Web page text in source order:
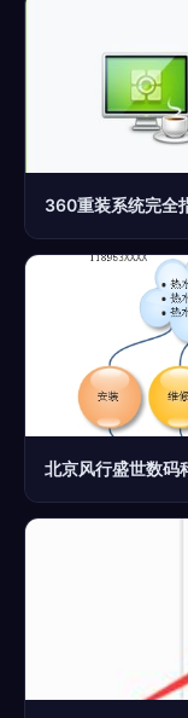
360重装系统完全
北京风行盛世数码